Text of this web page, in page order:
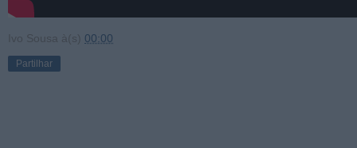
Ivo Sousa à(s) 00:00
Partilhar